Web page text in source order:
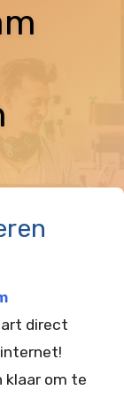
direct
klaar om te